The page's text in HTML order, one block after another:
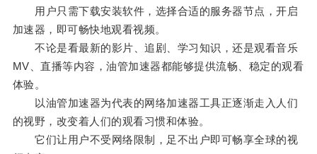
用户只需下载安装软件，选择合适的服务器节点，开启
加速器，即可畅快地观看视频。
不论是看最新的影片、追剧、学习知识，还是观看音乐
MV、直播等内容，油管加速器都能够提供流畅、稳定的观看
体验。
以油管加速器为代表的网络加速器工具正逐渐走入人们
的视野，改变着人们的观看习惯和体验。
它们让用户不受网络限制，足不出户即可畅享全球的视